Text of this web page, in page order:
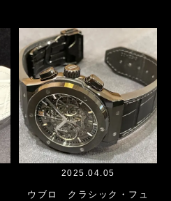
2025.04.05
ウブロ クラシック・フュ